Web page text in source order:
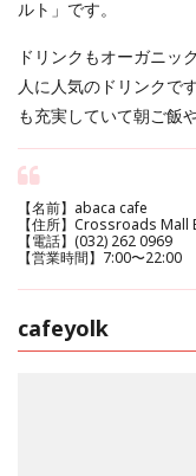
ルト」です。
ドリンクもオーガニッ
人に人気のドリンクで
も充実していて朝ご飯
【名前】abaca cafe
【住所】Crossroads
【電話】(032) 262 0969
【営業時間】7:00〜22:00
cafeyolk